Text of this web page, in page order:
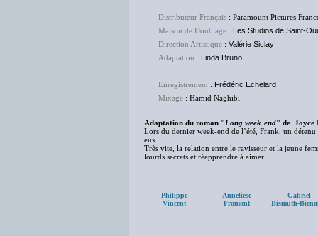
Distributeur Français : Paramount Pictures
Maison de Doublage : Les Studios de Saint-
Direction Artistique : Valérie Siclay
Adaptation : Linda Bruno
Enregistrement : Frédéric Echelard
Mixage : Hamid Naghibi
Adaptation du roman "Long week-end" de Joyce
Lors du dernier week-end de l’été, Frank, un
eux.
Très vite, la relation entre le ravisseur et la jeune
lourds secrets et réapprendre à aimer...
Philippe
Vincent
Anneliese
Fromont
Gabriel
Bismuth-